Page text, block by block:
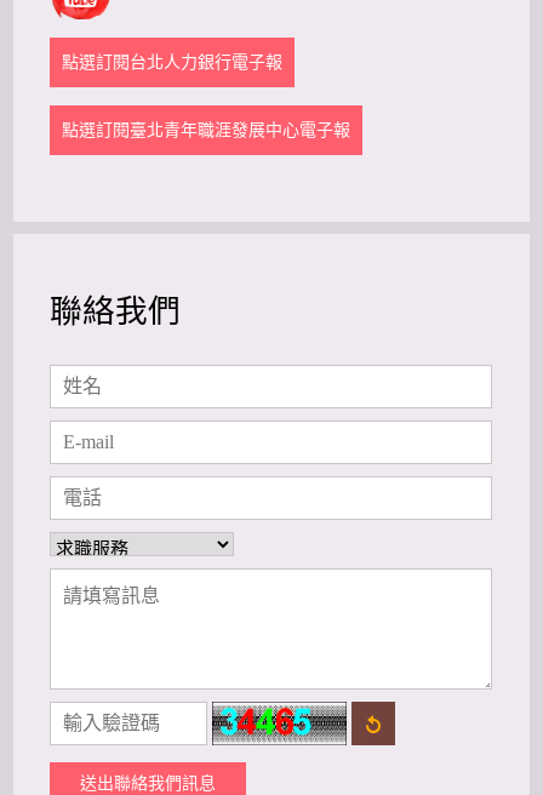
點選訂閱台北人力銀行電子報
點選訂閱臺北青年職涯發展中心電子報
聯絡我們
送出聯絡我們訊息